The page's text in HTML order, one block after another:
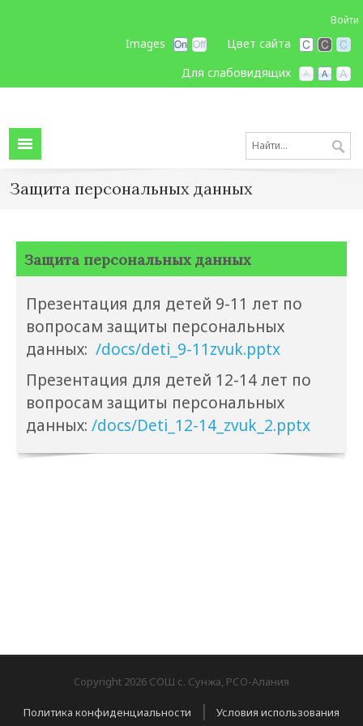
Войти
Цвет сайта
Images
Для слабовидящих
Защита персональных данных
Защита персональных данных
Презентация для детей 9-11 лет по
вопросам защиты персональных
данных: /docs/deti_9-11zvuk.pptx
Презентация для детей 12-14 лет по
вопросам защиты персональных
данных: /docs/Deti_12-14_zvuk_2.pptx
Copyright 2026 СОШ с. Сунжа, РСО-Алания
Политика конфиденциальности | Условия использования